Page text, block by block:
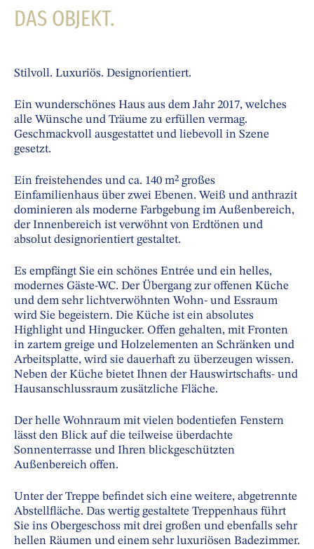
DAS OBJEKT.
Stilvoll. Luxuriös. Designorientiert.
Ein wunderschönes Haus aus dem Jahr 2017, welches
alle Wünsche und Träume zu erfüllen vermag.
Geschmackvoll ausgestattet und liebevoll in Szene
gesetzt.
Ein freistehendes und ca. 140 m² großes
Einfamilienhaus über zwei Ebenen. Weiß und anthrazit
dominieren als moderne Farbgebung im Außenbereich,
der Innenbereich ist verwöhnt von Erdtönen und
absolut designorientiert gestaltet.
Es empfängt Sie ein schönes Entrée und ein helles,
modernes Gäste-WC. Der Übergang zur offenen Küche
und dem sehr lichtverwöhnten Wohn- und Essraum
wird Sie begeistern. Die Küche ist ein absolutes
Highlight und Hingucker. Offen gehalten, mit Fronten
in zartem greige und Holzelementen an Schränken und
Arbeitsplatte, wird sie dauerhaft zu überzeugen wissen.
Neben der Küche bietet Ihnen der Hauswirtschafts- und
Hausanschlussraum zusätzliche Fläche.
Der helle Wohnraum mit vielen bodentiefen Fenstern
lässt den Blick auf die teilweise überdachte
Sonnenterrasse und Ihren blickgeschützten
Außenbereich offen.
Unter der Treppe befindet sich eine weitere, abgetrennte
Abstellfläche. Das wertig gestaltete Treppenhaus führt
Sie ins Obergeschoss mit drei großen und ebenfalls sehr
hellen Räumen und einem sehr luxuriösen Badezimmer.